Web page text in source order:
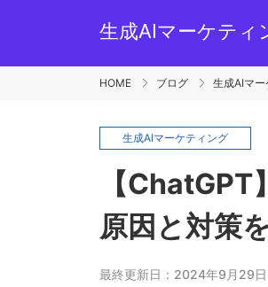
生成AIマーケティ
HOME ブログ 生成AIマ
生成AIマーケティング
【
原因と対策
最終更新日：2024年9月29日